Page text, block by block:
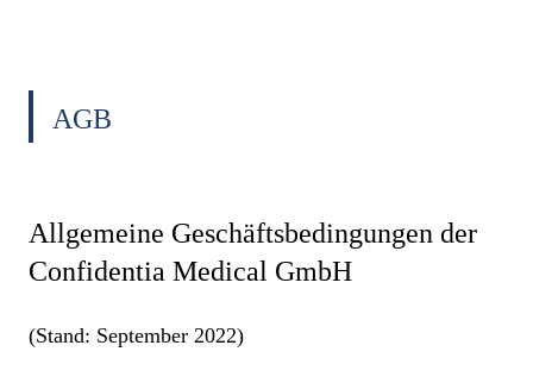
AGB
Allgemeine Geschäftsbedingungen der
Confidentia Medical GmbH
(Stand: September 2022)